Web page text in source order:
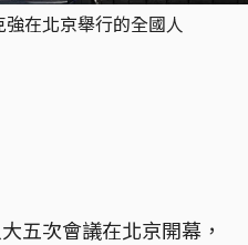
在北京舉行的全國人
五次會議在北京開幕，